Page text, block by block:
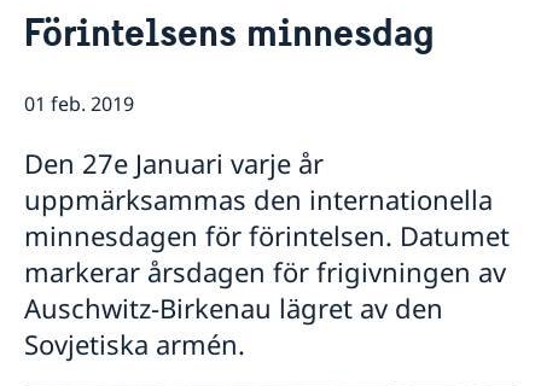
Sveriges ambassadör
Kontakt
Vi är en resurs för svenska företag
Så kan du få stöd
Svenska företag i Serbien
Anmäl handelshinder
Aktuellt
Nyheter
Val 2026 – riksdag, region och kommun
Protester
Ansökningar om Schengenvisum - förändringar
Adoptionsfrågor
Sveriges utvecklingssamarbete i Serbien
Förintelsens minnesdag
01 feb. 2019
Den 27e Januari varje år
uppmärksammas den internationella
minnesdagen för förintelsen. Datumet
markerar årsdagen för frigivningen av
Auschwitz-Birkenau lägret av den
Sovjetiska armén.